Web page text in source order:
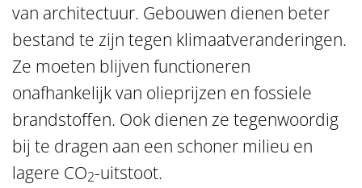
van architectuur. Gebouwen dienen beter
bestand te zijn tegen klimaatveranderingen.
Ze moeten blijven functioneren
onafhankelijk van olieprijzen en fossiele
brandstoffen. Ook dienen ze tegenwoordig
bij te dragen aan een schoner milieu en
lagere CO2-uitstoot.